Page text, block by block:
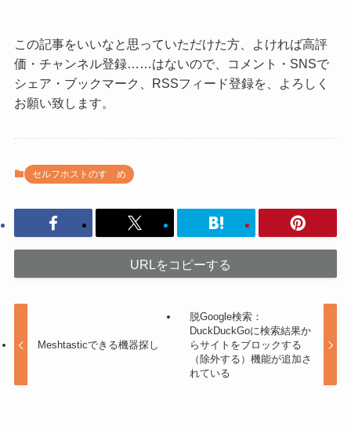
この記事をいいなと思っていただけた方、よければ高評
価・チャンネル登録……はないので、コメント・SNSで
シェア・ブックマーク、RSSフィード登録を、よろしく
お願い致します。
セルフホストのすゝめ
URLをコピーする
Meshtasticできる機器探し
脱Google検索：
DuckDuckGoに検索結果か
らサイトをブロックする
（除外する）機能が追加さ
れている